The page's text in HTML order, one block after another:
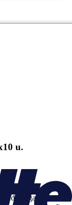
u.
lubricante que se
de larga duración